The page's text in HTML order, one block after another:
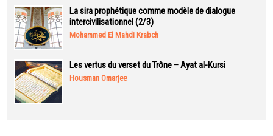
La sira prophétique comme modèle de dialogue
intercivilisationnel (2/3)
Mohammed El Mahdi Krabch
Les vertus du verset du Trône – Ayat al-Kursi
Housman Omarjee